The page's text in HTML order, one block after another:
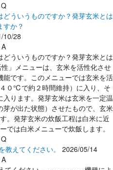
Q
ういうものですか？発芽玄米とは
すか？
10/28
A
ういうものですか？発芽玄米とは
」メニューは、玄米を活性化させ
です。このメニューでは玄米を活
０℃で約２時間維持）に入り、そ
ります。発芽玄米は玄米を一定温
が出た状態）させたもので、玄米
。発芽玄米の炊飯工程は白米に近
では白米メニューで炊飯します。
Q
えてください。
2026/05/14
A